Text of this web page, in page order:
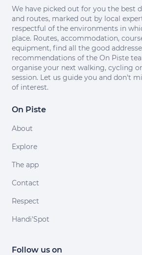
We have picked out for you the best
and routes, marked out by local
respectful of the environments in
place. Routes, accommodation,
equipment, find all the good
recommendations of the On Piste
organise your next walking, cycling
session. Let us guide you and don't
of interest.
On Piste
About
Explore
The app
Contact
Respect
Handi'Spot
Follow us on